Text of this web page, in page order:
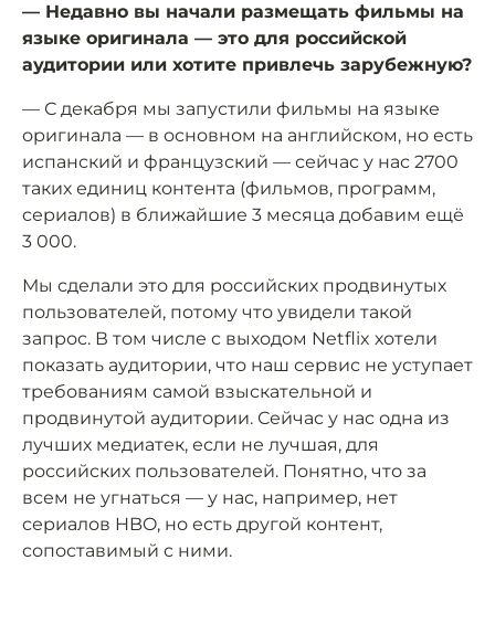
— Недавно вы начали размещать фильмы на
языке оригинала — это для российской
аудитории или хотите привлечь зарубежную?
— С декабря мы запустили фильмы на языке
оригинала — в основном на английском, но есть
испанский и французский — сейчас у нас 2700
таких единиц контента (фильмов, программ,
сериалов) в ближайшие 3 месяца добавим ещё
3 000.
Мы сделали это для российских продвинутых
пользователей, потому что увидели такой
запрос. В том числе с выходом Netflix хотели
показать аудитории, что наш сервис не уступает
требованиям самой взыскательной и
продвинутой аудитории. Сейчас у нас одна из
лучших медиатек, если не лучшая, для
российских пользователей. Понятно, что за
всем не угнаться — у нас, например, нет
сериалов HBO, но есть другой контент,
сопоставимый с ними.